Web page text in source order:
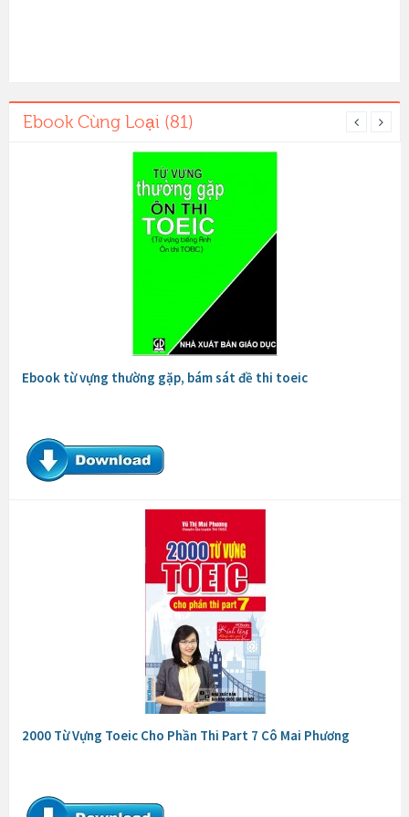
Ebook Cùng Loại (81)
Ebook từ vựng thường gặp, bám sát đề thi toeic
2000 Từ Vựng Toeic Cho Phần Thi Part 7 Cô Mai Phương